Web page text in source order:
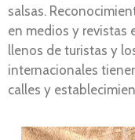
salsas.
en medios y revistas
llenos de turistas y
internacionales
calles y